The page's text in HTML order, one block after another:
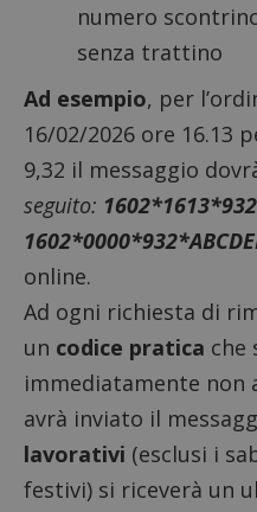
numero
senza trattino
Ad esempio, per
16/02/2026 ore 16.13
9,32 il messaggio
seguito:
online.
Ad ogni richiesta di
un codice pratica che
immediatamente non
avrà inviato il
lavorativi (esclusi i
festivi) si riceverà un